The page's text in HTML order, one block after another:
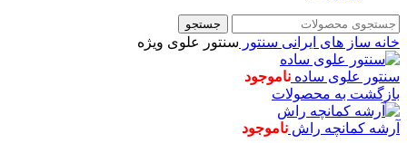
جستجو
خانه ساز های ایرانی سنتور سنتور علوی ویژه
سنتور علوی ساده ناموجود
بازگشت به محصولات
آرشه کمانچه راش ناموجود